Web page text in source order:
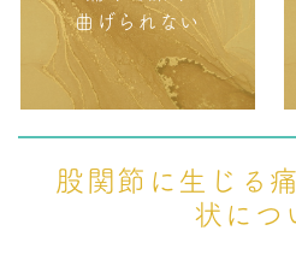
曲げられない
股関節に生じる
状につ